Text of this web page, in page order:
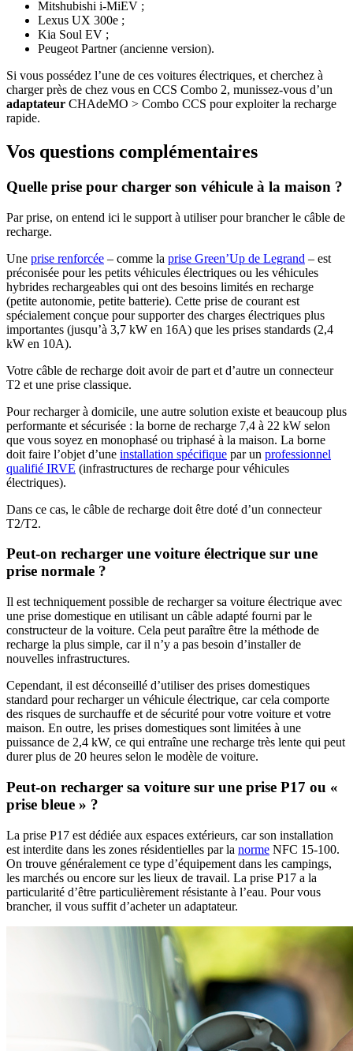
Mitshubishi i-MiEV ;
Lexus UX 300e ;
Kia Soul EV ;
Peugeot Partner (ancienne version).
Si vous possédez l’une de ces voitures électriques, et cherchez à
charger près de chez vous en CCS Combo 2, munissez-vous d’un
adaptateur CHAdeMO > Combo CCS pour exploiter la recharge
rapide.
Vos questions complémentaires
Quelle prise pour charger son véhicule à la maison ?
Par prise, on entend ici le support à utiliser pour brancher le câble de
recharge.
Une prise renforcée – comme la prise Green’Up de Legrand – est
préconisée pour les petits véhicules électriques ou les véhicules
hybrides rechargeables qui ont des besoins limités en recharge
(petite autonomie, petite batterie). Cette prise de courant est
spécialement conçue pour supporter des charges électriques plus
importantes (jusqu’à 3,7 kW en 16A) que les prises standards (2,4
kW en 10A).
Votre câble de recharge doit avoir de part et d’autre un connecteur
T2 et une prise classique.
Pour recharger à domicile, une autre solution existe et beaucoup plus
performante et sécurisée : la borne de recharge 7,4 à 22 kW selon
que vous soyez en monophasé ou triphasé à la maison. La borne
doit faire l’objet d’une installation spécifique par un professionnel
qualifié IRVE (infrastructures de recharge pour véhicules
électriques).
Dans ce cas, le câble de recharge doit être doté d’un connecteur
T2/T2.
Peut-on recharger une voiture électrique sur une
prise normale ?
Il est techniquement possible de recharger sa voiture électrique avec
une prise domestique en utilisant un câble adapté fourni par le
constructeur de la voiture. Cela peut paraître être la méthode de
recharge la plus simple, car il n’y a pas besoin d’installer de
nouvelles infrastructures.
Cependant, il est déconseillé d’utiliser des prises domestiques
standard pour recharger un véhicule électrique, car cela comporte
des risques de surchauffe et de sécurité pour votre voiture et votre
maison. En outre, les prises domestiques sont limitées à une
puissance de 2,4 kW, ce qui entraîne une recharge très lente qui peut
durer plus de 20 heures selon le modèle de voiture.
Peut-on recharger sa voiture sur une prise P17 ou «
prise bleue » ?
La prise P17 est dédiée aux espaces extérieurs, car son installation
est interdite dans les zones résidentielles par la norme NFC 15-100.
On trouve généralement ce type d’équipement dans les campings,
les marchés ou encore sur les lieux de travail. La prise P17 a la
particularité d’être particulièrement résistante à l’eau. Pour vous
brancher, il vous suffit d’acheter un adaptateur.